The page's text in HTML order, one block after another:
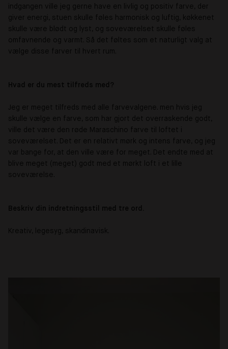
indgangen ville jeg gerne have en livlig og positiv farve, der
giver energi, stuen skulle føles harmonisk og luftig, køkkenet
skulle være blødt og lyst, og soveværelset skulle føles
omfavnende og varmt. Så det føltes som et naturligt valg at
vælge disse farver til hvert rum.
Hvad er du mest tilfreds med?
Jeg er meget tilfreds med alle farvevalgene. men hvis jeg
skulle vælge en farve, som har gjort det overraskende godt,
ville det være den røde Maraschino farve til loftet i
soveværelset. Det er en relativt mørk og intens farve, og jeg
var bange for, at den ville være for meget. Det endte med at
blive meget (meget) godt med et mørkt loft i et lille
soveværelse.
Beskriv din indretningsstil med tre ord.
Kreativ, legesyg, skandinavisk.